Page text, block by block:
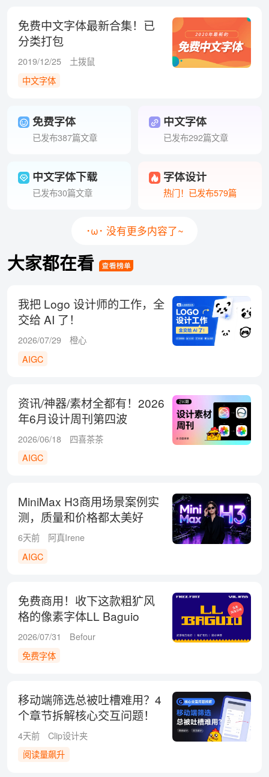
免费中文字体最新合集！已
分类打包
2019/12/25
土拨鼠
中文字体
免费字体
已发布387篇文章
中文字体
已发布292篇文章
中文字体下载
已发布30篇文章
字体设计
热门！已发布579篇
･ω･ 没有更多内容了~
大家都在看
我把 Logo 设计师的工作，全
交给 AI 了！
2026/07/29
橙心
AIGC
资讯/神器/素材全都有！2026
年6月设计周刊第四波
2026/06/18
四喜茶茶
AIGC
MiniMax H3商用场景案例实
测，质量和价格都太美好
了！
6天前
阿真Irene
AIGC
免费商用！收下这款粗犷风
格的像素字体LL Baguio
2026/07/31
Befour
免费字体
移动端筛选总被吐槽难用？4
个章节拆解核心交互问题！
4天前
Clip设计夹
阅读量飙升